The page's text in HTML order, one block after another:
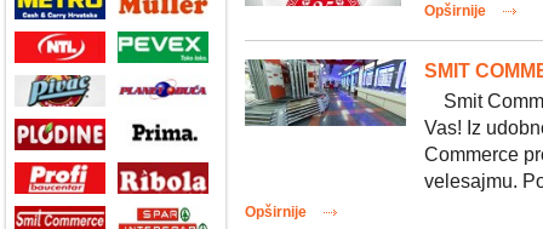
Opširnije
SMIT
Smit
Vas! Iz
Commerce
velesajmu.
Opširnije